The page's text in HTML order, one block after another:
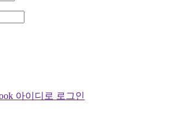
아이디로 로그인